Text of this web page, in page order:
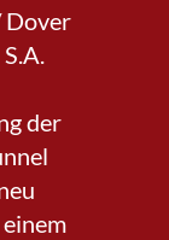
Dover
der